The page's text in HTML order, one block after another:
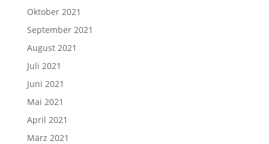
Oktober 2021
September 2021
August 2021
Juli 2021
Juni 2021
Mai 2021
April 2021
März 2021